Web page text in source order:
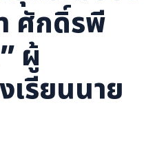
ศักดิ์รพี
ผู้
เรียนนาย